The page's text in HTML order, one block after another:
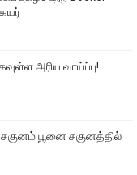
அரிய வாய்ப்பு!
பூனை சகுனத்தில்